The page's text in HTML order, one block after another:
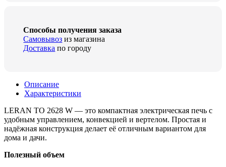
Способы получения заказа
Самовывоз из магазина
Доставка по городу
Описание
Характеристики
LERAN TO 2628 W — это компактная электрическая печь с
удобным управлением, конвекцией и вертелом. Простая и
надёжная конструкция делает её отличным вариантом для
дома и дачи.
Полезный объем